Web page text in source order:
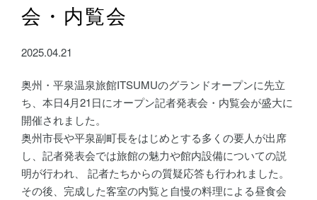
会・内覧会
2025.04.21
奥州・平泉温泉旅館ITSUMUのグランドオープンに先立
ち、本日4月21日にオープン記者発表会・内覧会が盛大に
開催されました。
奥州市長や平泉副町長をはじめとする多くの要人が出席
し、記者発表会では旅館の魅力や館内設備についての説
明が行われ、 記者たちからの質疑応答も行われました。
その後、完成した客室の内覧と自慢の料理による昼食会